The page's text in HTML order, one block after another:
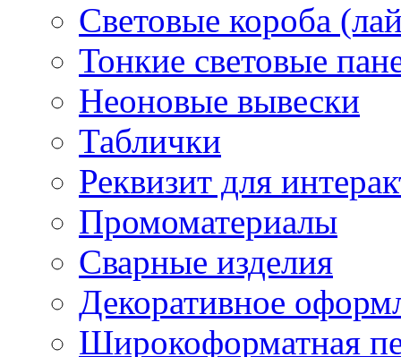
Световые короба
Тонкие световые
Неоновые вывески
Таблички
Реквизит для
Промоматериалы
Сварные изделия
Декоративное
Широкоформатная